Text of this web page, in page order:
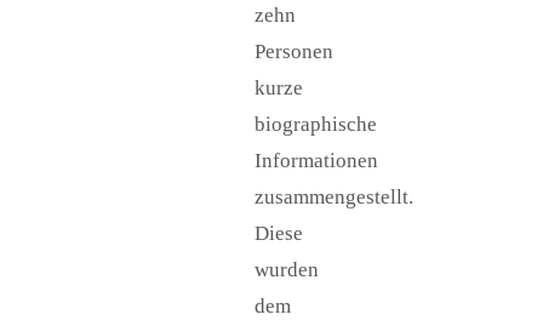
zehn
Personen
kurze
biographische
Informationen
zusammengestellt.
Diese
wurden
dem